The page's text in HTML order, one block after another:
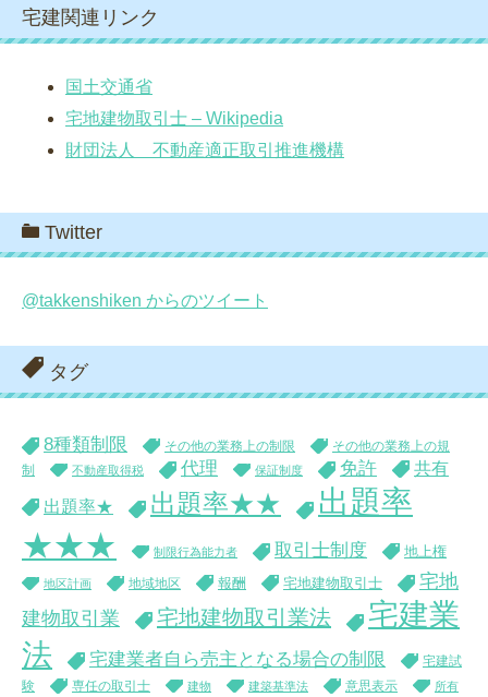
宅建関連リンク
国土交通省
宅地建物取引士 – Wikipedia
財団法人 不動産適正取引推進機構
Twitter
@takkenshiken からのツイート
タグ
8種類制限 その他の業務上の制限
その他の業務上の規
制
不動産取得税 代理 保証制度 免許 共有
出題率★ 出題率★★
出題率
★★★
制限行為能力者 取引士制度 地上権
地区計画 地域地区 報酬 宅地建物取引士
宅地
建物取引業
宅地建物取引業法
宅建業
法
宅建業者自ら売主となる場合の制限
宅建試
験
専任の取引士 建物 建築基準法 意思表示 所有